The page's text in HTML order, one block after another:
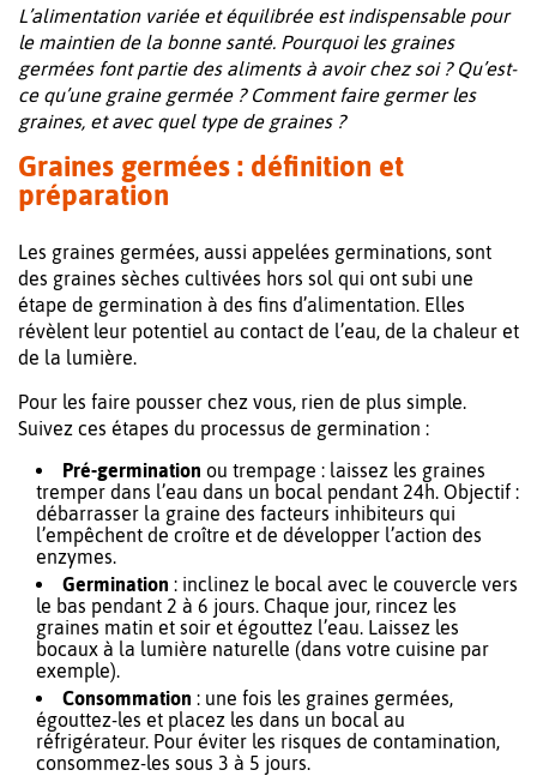
L’alimentation variée et équilibrée est indispensable pour
le maintien de la bonne santé. Pourquoi les graines
germées font partie des aliments à avoir chez soi ? Qu’est-
ce qu’une graine germée ? Comment faire germer les
graines, et avec quel type de graines ?
Graines germées : définition et
préparation
Les graines germées, aussi appelées germinations, sont
des graines sèches cultivées hors sol qui ont subi une
étape de germination à des fins d’alimentation. Elles
révèlent leur potentiel au contact de l’eau, de la chaleur et
de la lumière.
Pour les faire pousser chez vous, rien de plus simple.
Suivez ces étapes du processus de germination :
Pré-germination ou trempage : laissez les graines
tremper dans l’eau dans un bocal pendant 24h. Objectif :
débarrasser la graine des facteurs inhibiteurs qui
l’empêchent de croître et de développer l’action des
enzymes.
Germination : inclinez le bocal avec le couvercle vers
le bas pendant 2 à 6 jours. Chaque jour, rincez les
graines matin et soir et égouttez l’eau. Laissez les
bocaux à la lumière naturelle (dans votre cuisine par
exemple).
Consommation : une fois les graines germées,
égouttez-les et placez les dans un bocal au
réfrigérateur. Pour éviter les risques de contamination,
consommez-les sous 3 à 5 jours.